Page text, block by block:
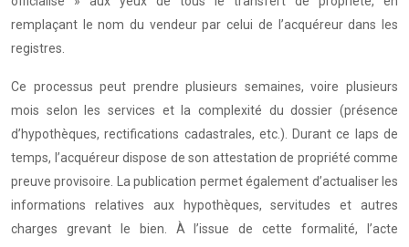
remplaçant le nom du vendeur par celui de l’acquéreur dans les
registres.
Ce processus peut prendre plusieurs semaines, voire plusieurs
mois selon les services et la complexité du dossier (présence
d’hypothèques, rectifications cadastrales, etc.). Durant ce laps de
temps, l’acquéreur dispose de son attestation de propriété comme
preuve provisoire. La publication permet également d’actualiser les
informations relatives aux hypothèques, servitudes et autres
charges grevant le bien. À l’issue de cette formalité, l’acte